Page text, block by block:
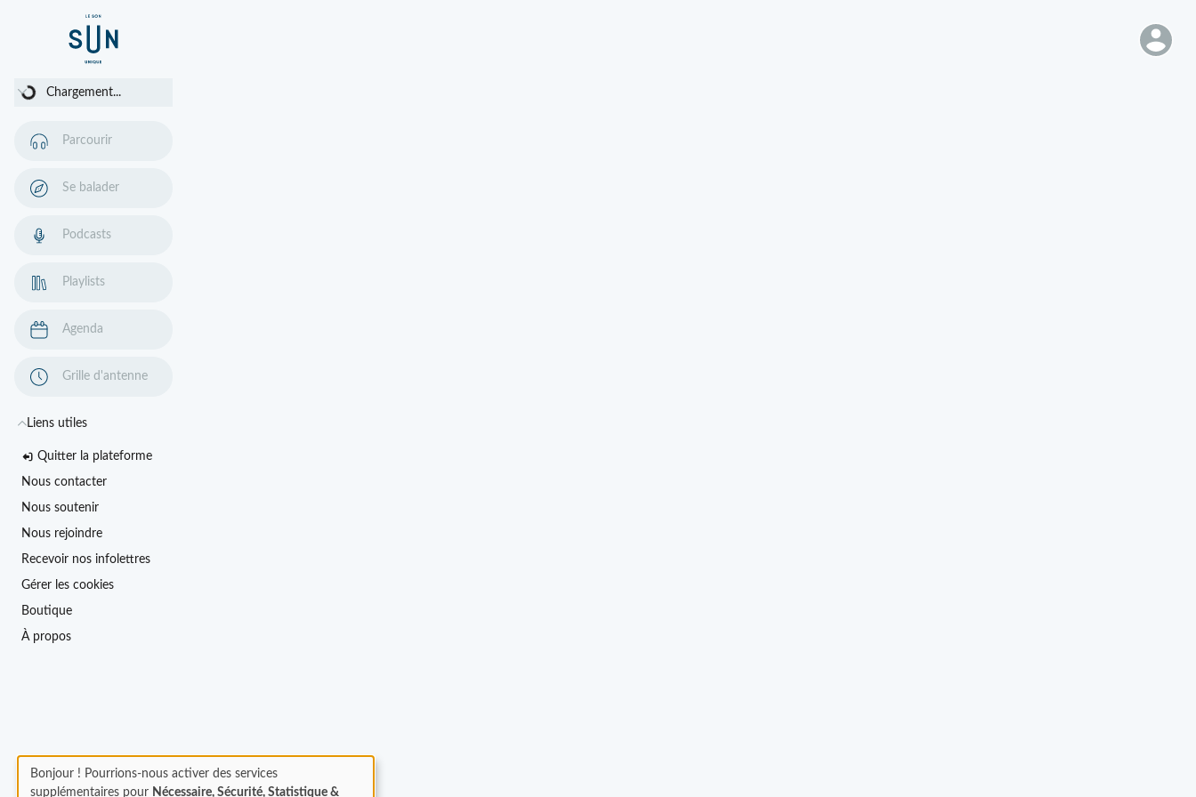
Chargement...
Chargement...
Parcourir
Se balader
Podcasts
Playlists
Agenda
Grille d'antenne
Liens utiles
Quitter la plateforme
Nous contacter
Nous soutenir
Nous rejoindre
Recevoir nos infolettres
Gérer les cookies
Boutique
À propos
Bonjour ! Pourrions-nous activer des services
supplémentaires pour Nécessaire, Sécurité, Statistique &